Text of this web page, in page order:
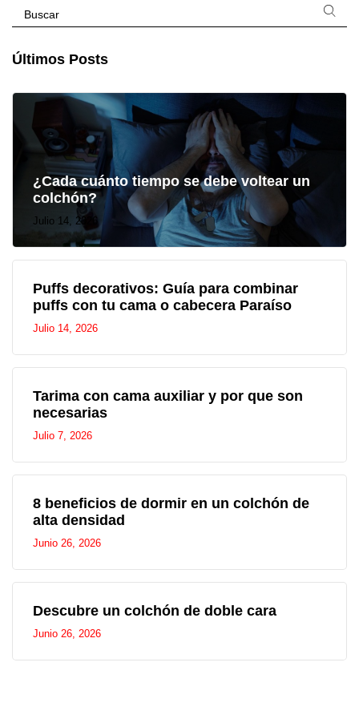
Últimos Posts
¿Cada cuánto tiempo se debe voltear un
colchón?
Julio 14, 2026
Puffs decorativos: Guía para combinar
puffs con tu cama o cabecera Paraíso
Julio 14, 2026
Tarima con cama auxiliar y por que son
necesarias
Julio 7, 2026
8 beneficios de dormir en un colchón de
alta densidad
Junio 26, 2026
Descubre un colchón de doble cara
Junio 26, 2026